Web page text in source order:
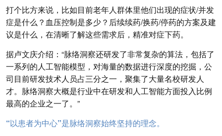
打个比方来说，比如目前老年人群体里他们出现的症状/并发
症是什么？血压控制是多少？后续续药/换药/停药的方案及建
议是什么，在清晰了解这些需求后，精准对症下药。
据卢文庆介绍：“脉络洞察还研发了非常复杂的算法，包括了
一系列的人工智能模型，对海量的数据进行深度的挖掘，公
司目前研发技术人员占三分之一，聚集了大量名校研发人
才。脉络洞察大概是行业中在研发和人工智能方面投入比例
最高的企业之一了。”
“以患者为中心”是脉络洞察始终坚持的理念。